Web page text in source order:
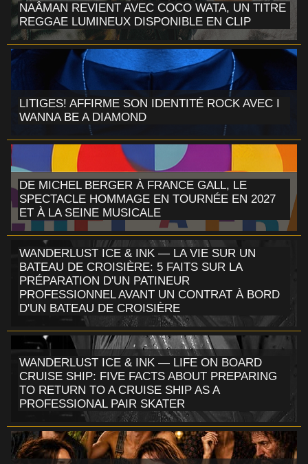
NAÂMAN REVIENT AVEC COCO WATA, UN TITRE
REGGAE LUMINEUX DISPONIBLE EN CLIP
LITIGES! AFFIRME SON IDENTITÉ ROCK AVEC I
WANNA BE A DIAMOND
DE MICHEL BERGER À FRANCE GALL, LE
SPECTACLE HOMMAGE EN TOURNÉE EN 2027
ET À LA SEINE MUSICALE
WANDERLUST ICE & INK — LA VIE SUR UN
BATEAU DE CROISIÈRE: 5 FAITS SUR LA
PRÉPARATION D'UN PATINEUR
PROFESSIONNEL AVANT UN CONTRAT À BORD
D'UN BATEAU DE CROISIÈRE
WANDERLUST ICE & INK — LIFE ON BOARD
CRUISE SHIP: FIVE FACTS ABOUT PREPARING
TO RETURN TO A CRUISE SHIP AS A
PROFESSIONAL PAIR SKATER